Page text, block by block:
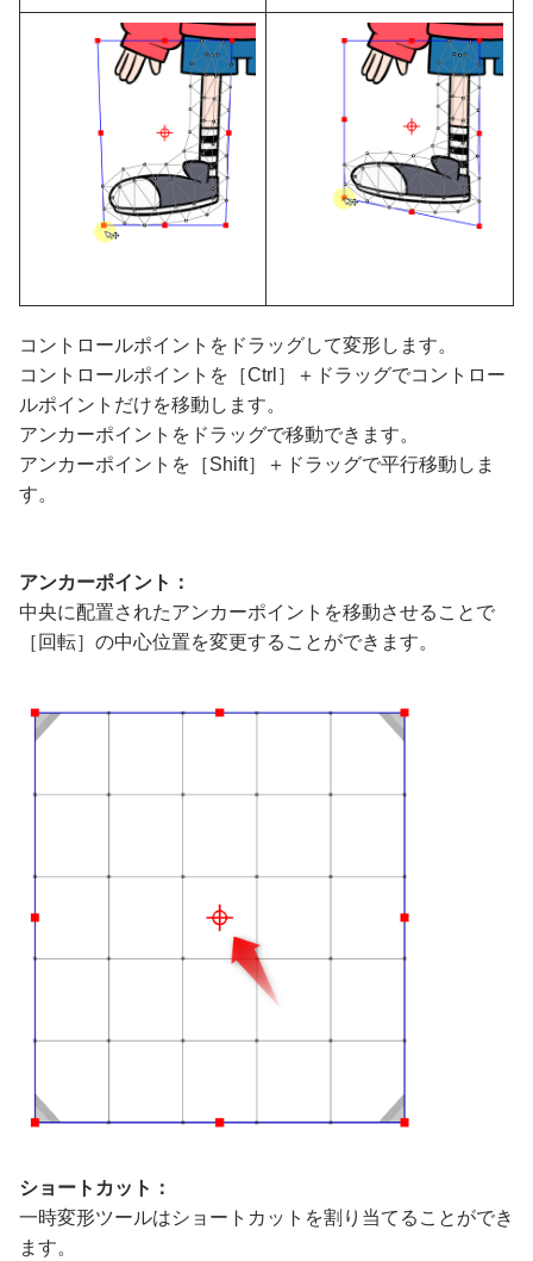
コントロールポイントをドラッグして変形します。
コントロールポイントを［Ctrl］＋ドラッグでコントロー
ルポイントだけを移動します。
アンカーポイントをドラッグで移動できます。
アンカーポイントを［Shift］＋ドラッグで平行移動しま
す。
アンカーポイント：
中央に配置されたアンカーポイントを移動させることで
［回転］の中心位置を変更することができます。
ショートカット：
一時変形ツールはショートカットを割り当てることができ
ます。